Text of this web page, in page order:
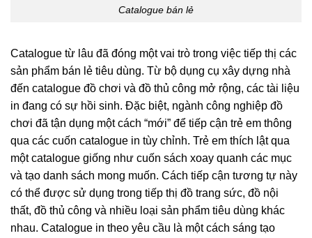
Catalogue bán lẻ
Catalogue từ lâu đã đóng một vai trò trong việc tiếp thị các
sản phẩm bán lẻ tiêu dùng. Từ bộ dụng cụ xây dựng nhà
đến catalogue đồ chơi và đồ thủ công mở rộng, các tài liệu
in đang có sự hồi sinh. Đặc biệt, ngành công nghiệp đồ
chơi đã tận dụng một cách “mới” để tiếp cận trẻ em thông
qua các cuốn catalogue in tùy chỉnh. Trẻ em thích lật qua
một catalogue giống như cuốn sách xoay quanh các mục
và tạo danh sách mong muốn. Cách tiếp cận tương tự này
có thể được sử dụng trong tiếp thị đồ trang sức, đồ nội
thất, đồ thủ công và nhiều loại sản phẩm tiêu dùng khác
nhau. Catalogue in theo yêu cầu là một cách sáng tạo